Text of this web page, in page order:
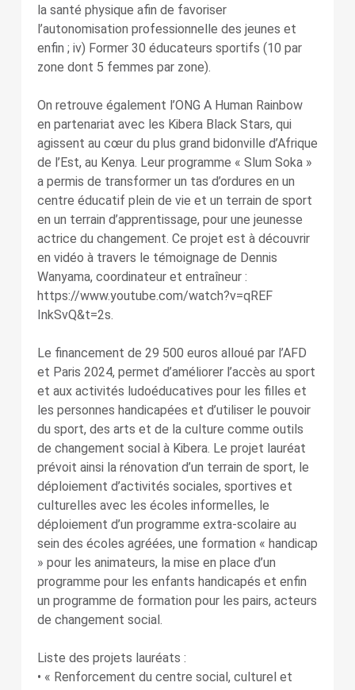
la santé physique afin de favoriser
l’autonomisation professionnelle des jeunes et
enfin ; iv) Former 30 éducateurs sportifs (10 par
zone dont 5 femmes par zone).
On retrouve également l’ONG A Human Rainbow
en partenariat avec les Kibera Black Stars, qui
agissent au cœur du plus grand bidonville d’Afrique
de l’Est, au Kenya. Leur programme « Slum Soka »
a permis de transformer un tas d’ordures en un
centre éducatif plein de vie et un terrain de sport
en un terrain d’apprentissage, pour une jeunesse
actrice du changement. Ce projet est à découvrir
en vidéo à travers le témoignage de Dennis
Wanyama, coordinateur et entraîneur :
https://www.youtube.com/watch?v=qREF
InkSvQ&t=2s.
Le financement de 29 500 euros alloué par l’AFD
et Paris 2024, permet d’améliorer l’accès au sport
et aux activités ludoéducatives pour les filles et
les personnes handicapées et d’utiliser le pouvoir
du sport, des arts et de la culture comme outils
de changement social à Kibera. Le projet lauréat
prévoit ainsi la rénovation d’un terrain de sport, le
déploiement d’activités sociales, sportives et
culturelles avec les écoles informelles, le
déploiement d’un programme extra-scolaire au
sein des écoles agréées, une formation « handicap
» pour les animateurs, la mise en place d’un
programme pour les enfants handicapés et enfin
un programme de formation pour les pairs, acteurs
de changement social.
Liste des projets lauréats :
• « Renforcement du centre social, culturel et